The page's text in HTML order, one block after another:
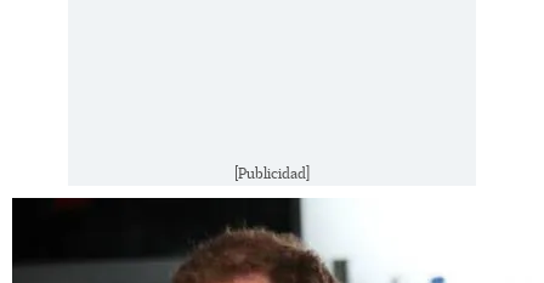
[Publicidad]